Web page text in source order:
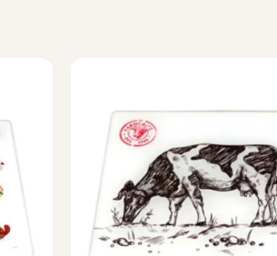
Cafés Querry !
votre première commande (hors
à café, bouilloires, machines à thé
et offres promotionnelles en cours).
puis collez-le dans le champ
panier.